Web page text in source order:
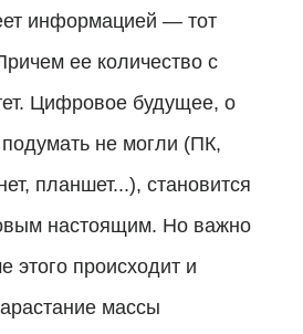
информацией — тот
ее количество с
Цифровое будущее, о
не могли (ПК,
планшет...), становится
настоящим. Но важно
этого происходит и
массы